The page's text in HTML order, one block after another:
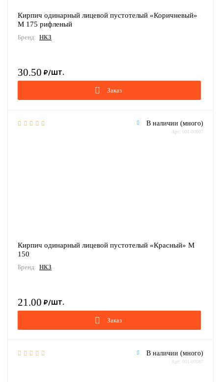
Кирпич одинарный лицевой пустотелый «Коричневый»
М 175 рифленый
Бренд: НКЗ
30.50
Заказ
Кирпич одинарный лицевой пустотелый «Красный» М
150
Бренд: НКЗ
В наличии (много)
Арт: 001-00007
21.00
Заказ
В наличии (много)
Арт: 001-00087